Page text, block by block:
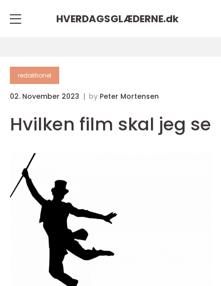
HVERDAGSGLÆDERNE.dk
redaktionel
02. November 2023 by Peter Mortensen
Hvilken film skal jeg se